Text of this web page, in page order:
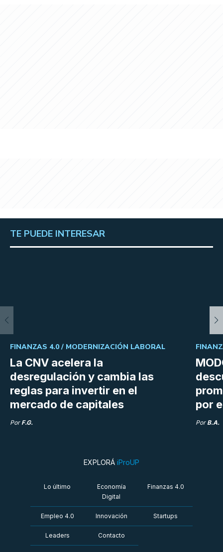
TE PUEDE INTERESAR
La CNV acelera la
desregulación y cambia las
reglas para invertir en el
mercado de capitales
FINANZAS 4.0 / MODERNIZACIÓN LABORAL
Por F.G.
por
Por B.A.
EXPLORÁ iProUP
Lo último
Economía
Digital
Finanzas 4.0
Empleo 4.0 Innovación Startups
Leaders Contacto